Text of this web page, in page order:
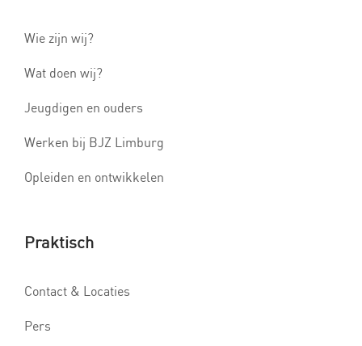
Wie zijn wij?
Wat doen wij?
Jeugdigen en ouders
Werken bij BJZ Limburg
Opleiden en ontwikkelen
Praktisch
Contact & Locaties
Pers